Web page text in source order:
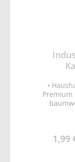
•
Premium
1,99